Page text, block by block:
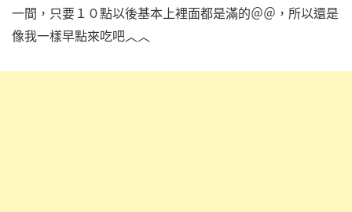
一間，只要１０點以後基本上裡面都是滿的＠＠，所以還是
像我一樣早點來吃吧︿︿